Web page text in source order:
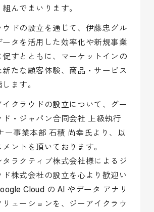
んでまいります。
ウドの設立を通じて、伊藤忠グル
ータを活用した効率化や新規事業
すとともに、マーケットインの
たな顧客体験、商品・サービス
ます。
イクラウドの設立について、グー
ド・ジャパン合同会社 上級執行
ー事業本部 石積 尚幸氏より、以
ントを頂いております。
タラクティブ株式会社様によるジ
株式会社の設立を心より歓迎い
Cloud の AI やデータ アナリ
リューションを、ジーアイクラウ